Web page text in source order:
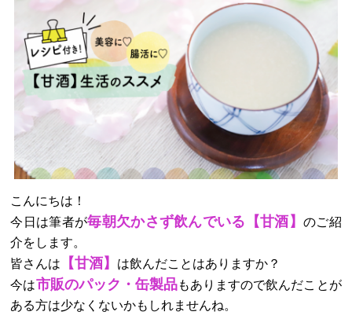
こんにちは！
今日は筆者が毎朝欠かさず飲んでいる【甘酒】 のご紹
介をします。
皆さんは
【甘酒】
は飲んだことはありますか？
今は市販のパック・缶製品もありますので飲んだことが
ある方は少なくないかもしれませんね。